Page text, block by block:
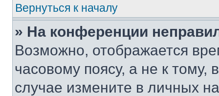
Вернуться к началу
» На конференции
Возможно, отображается
часовому поясу, а не к тому,
случае измените в личных